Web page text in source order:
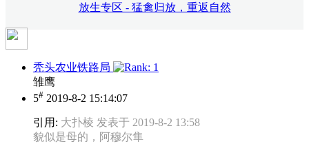
放生专区 - 猛禽归放，重返自然
秃头农业铁路局
雏鹰
5# 2019-8-2 15:14:07
引用: 大扑棱 发表于 2019-8-2 13:58
貌似是母的，阿穆尔隼